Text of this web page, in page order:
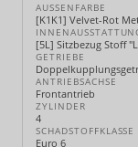
AUSSENFARBE
[K1K1] Velvet-Rot
[5L] Sitzbezug Stoff
GETRIEBE
ANTRIEBSACHSE
Frontantrieb
ZYLINDER
4
SCHADSTOFFKLASSE
Euro 6